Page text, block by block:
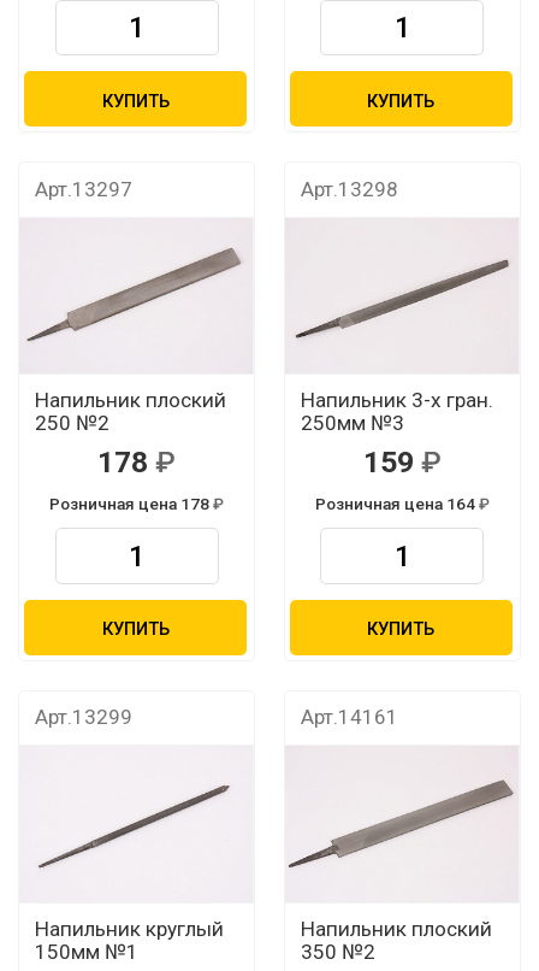
КУПИТЬ КУПИТЬ
Арт.13297
Напильник плоский
250 №2
178
Розничная цена 178
КУПИТЬ
Арт.13298
Напильник 3-х гран.
250мм №3
159
Розничная цена 164
КУПИТЬ
Арт.13299
Напильник круглый
150мм №1
Арт.14161
Напильник плоский
350 №2